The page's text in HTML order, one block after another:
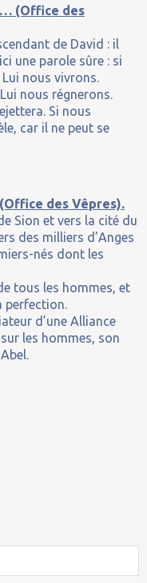
(Office des
de David : il
une parole sûre : si
nous vivrons.
nous régnerons.
Si nous
car il ne peut se
des Vêpres).
Sion et vers la cité du
des milliers d’Anges
nés dont les
tous les hommes, et
perfection.
d’une Alliance
les hommes, son